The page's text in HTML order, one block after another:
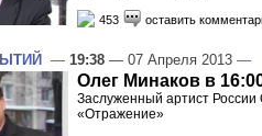
453 оставить
— 19:38 — 07 Апреля 2013 —
Олег Минаков в
Заслуженный артист России
«Отражение»